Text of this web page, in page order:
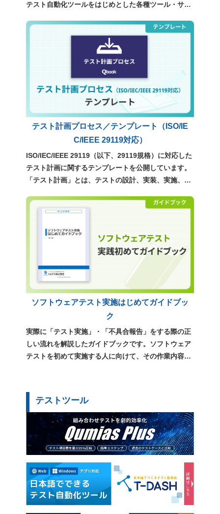
テスト自動化ツールをはじめとした各種ツール・サー
のです。テスト効率化や品質向上を検討する際に、現
在利用可能な選択肢を俯瞰し、自社に適したサービス
やツールを検討するための参考資料としてご利用くだ
テスト計画プロセス／テンプレート（ISO/IE
C/IEEE 29119対応）
ISO/IEC/IEEE 29119（以下、29119規格）に対応した
テスト計画に関するテンプレートを公開しています。
「テスト計画」とは、テストの設計、実装、実施、管
す。ぜひ、実務での計画立案にご活用ください。 >
（29119規格対応）
ソフトウェアテスト実施はじめてガイドブッ
ク
実際に「テスト実施」・「不具合報告」をする際の正
しい流れを解説したガイドブックです。ソフトウェア
テストを初めて実施する人に向けて、その作業内容や
テストツール